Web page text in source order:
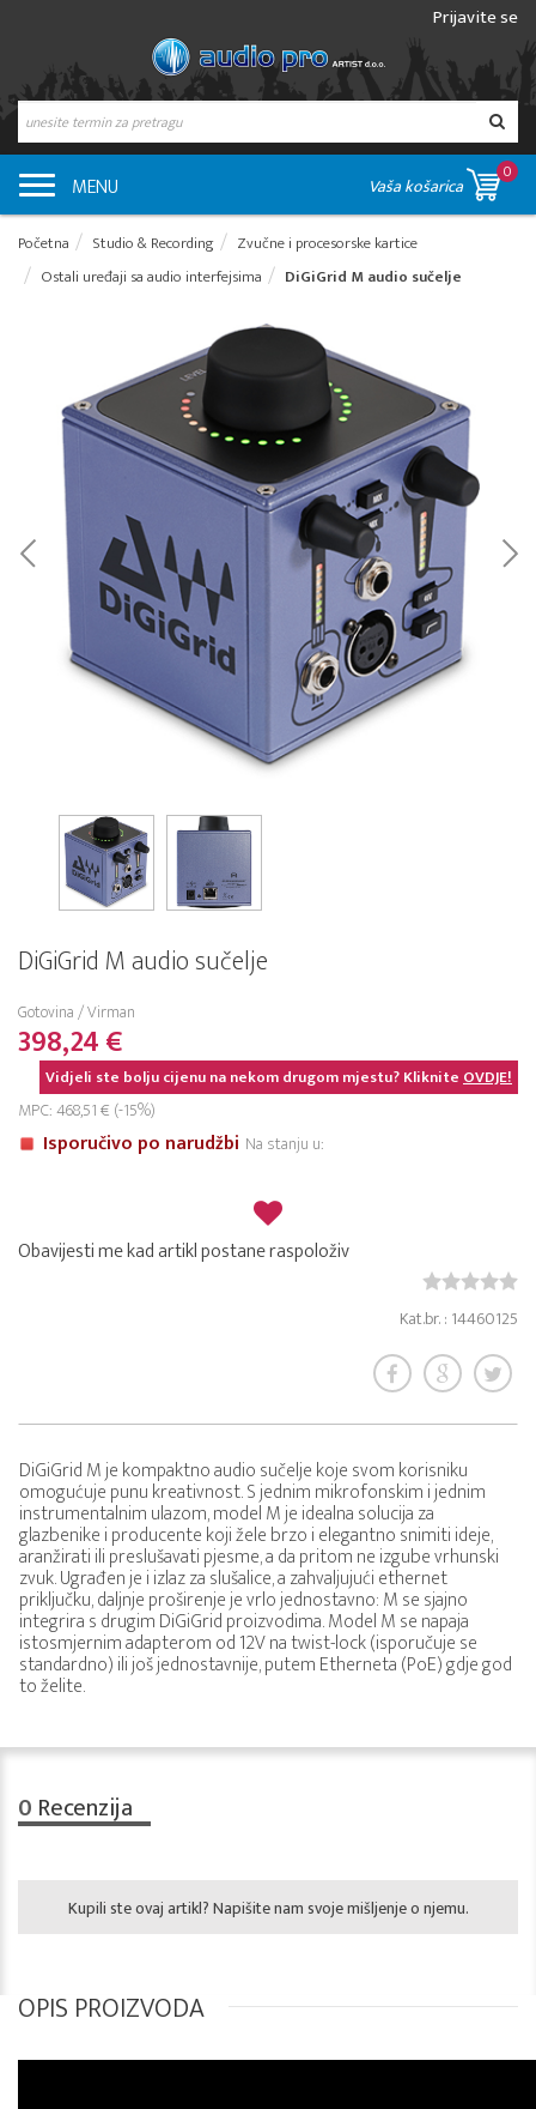
Prijavite se
MENU Vaša košarica
0
Početna Studio & Recording
Zvučne i procesorske kartice
Ostali uređaji sa audio interfejsima
DiGiGrid M audio sučelje
DiGiGrid M audio sučelje
Gotovina / Virman
398,24 €
Vidjeli ste bolju cijenu na nekom drugom mjestu? KlikniteOVDJE!
MPC: 468,51 € (-15%)
Isporučivo po narudžbi Na stanju u:
Obavijesti me kad artikl postane raspoloživ
Kat.br. : 14460125
DiGiGrid M je kompaktno audio sučelje koje svom korisniku
omogućuje punu kreativnost. S jednim mikrofonskim i jednim
instrumentalnim ulazom, model M je idealna solucija za
glazbenike i producente koji žele brzo i elegantno snimiti ideje,
aranžirati ili preslušavati pjesme, a da pritom ne izgube vrhunski
zvuk. Ugrađen je i izlaz za slušalice, a zahvaljujući ethernet
priključku, daljnje proširenje je vrlo jednostavno: M se sjajno
integrira s drugim DiGiGrid proizvodima. Model M se napaja
istosmjernim adapterom od 12V na twist-lock (isporučuje se
standardno) ili još jednostavnije, putem Etherneta (PoE) gdje god
to želite.
0 Recenzija
Kupili ste ovaj artikl? Napišite nam svoje mišljenje o njemu.
OPIS PROIZVODA